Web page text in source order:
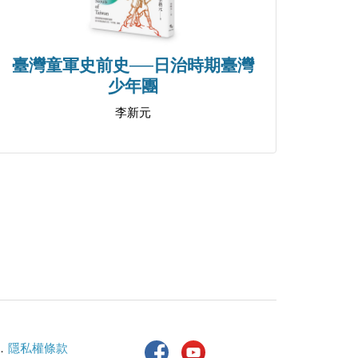
臺灣童軍史前史──日治時期臺灣
少年團
李新元
隱私權條款